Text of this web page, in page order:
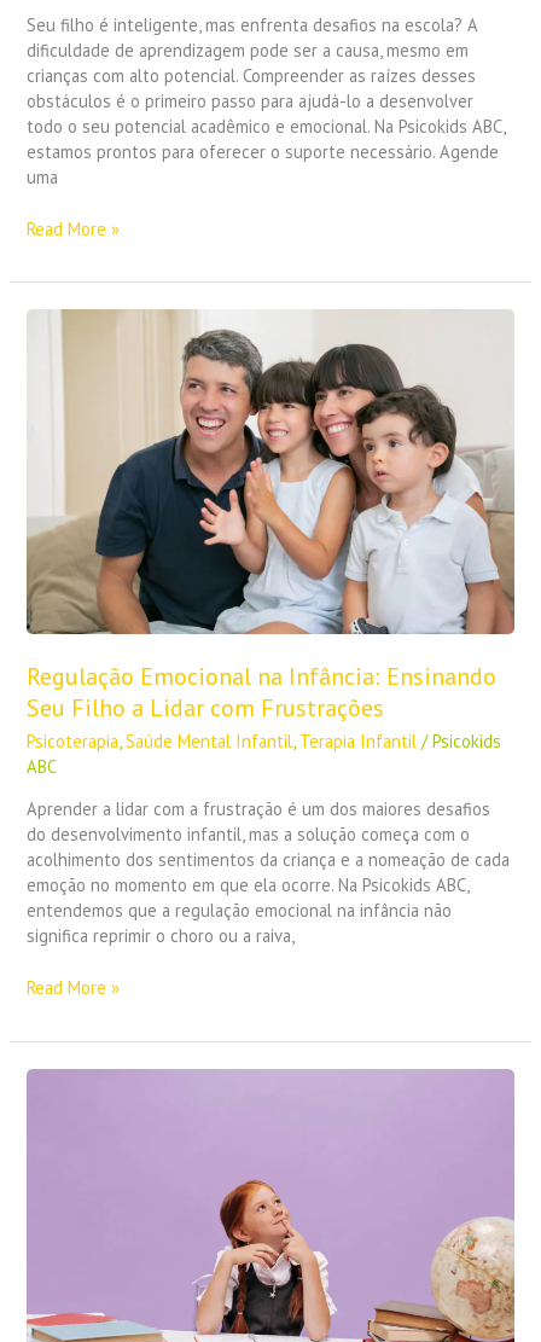
Seu filho é inteligente, mas enfrenta desafios na escola? A
dificuldade de aprendizagem pode ser a causa, mesmo em
crianças com alto potencial. Compreender as raízes desses
obstáculos é o primeiro passo para ajudá-lo a desenvolver
todo o seu potencial acadêmico e emocional. Na Psicokids ABC,
estamos prontos para oferecer o suporte necessário. Agende
uma
Read More »
Regulação Emocional na Infância: Ensinando
Seu Filho a Lidar com Frustrações
Psicoterapia ,Saúde Mental Infantil Terapia Infantil /Psicokids
ABC
Aprender a lidar com a frustração é um dos maiores desafios
do desenvolvimento infantil, mas a solução começa com o
acolhimento dos sentimentos da criança e a nomeação de cada
emoção no momento em que ela ocorre. Na Psicokids ABC,
entendemos que a regulação emocional na infância não
significa reprimir o choro ou a raiva,
Lidar
Frustrações
Read More »
Dificuldade